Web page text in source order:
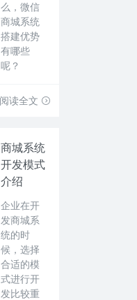
么，微信
商城系统
搭建优势
有哪些
呢？
阅读全文
商城系统
开发模式
介绍
企业在开
发商城系
统的时
候，选择
合适的模
式进行开
发比较重